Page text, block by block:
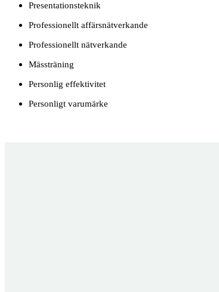
Presentationsteknik
Professionellt affärsnätverkande
Professionellt nätverkande
Mässträning
Personlig effektivitet
Personligt varumärke